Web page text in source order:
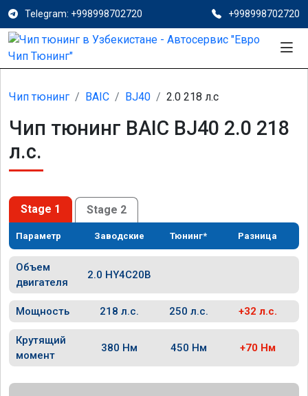
Telegram: +998998702720 +998998702720
Чип тюнинг BAIC BJ40 2.0 218 л.с
Чип тюнинг BAIC BJ40 2.0 218
л.с.
Stage 1 Stage 2
Параметр Заводские Тюнинг* Разница
Объем
двигателя
2.0 HY4C20B
Мощность 218 л.с. 250 л.с. +32 л.с.
Крутящий
момент
380 Нм 450 Нм +70 Нм